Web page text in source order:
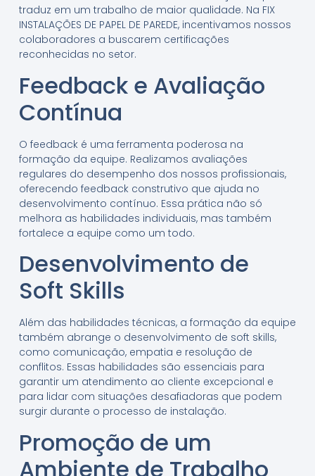
traduz em um trabalho de maior qualidade. Na FIX
INSTALAÇÕES DE PAPEL DE PAREDE, incentivamos nossos
colaboradores a buscarem certificações
reconhecidas no setor.
Feedback e Avaliação
Contínua
O feedback é uma ferramenta poderosa na
formação da equipe. Realizamos avaliações
regulares do desempenho dos nossos profissionais,
oferecendo feedback construtivo que ajuda no
desenvolvimento contínuo. Essa prática não só
melhora as habilidades individuais, mas também
fortalece a equipe como um todo.
Desenvolvimento de
Soft Skills
Além das habilidades técnicas, a formação da equipe
também abrange o desenvolvimento de soft skills,
como comunicação, empatia e resolução de
conflitos. Essas habilidades são essenciais para
garantir um atendimento ao cliente excepcional e
para lidar com situações desafiadoras que podem
surgir durante o processo de instalação.
Promoção de um
Ambiente de Trabalho